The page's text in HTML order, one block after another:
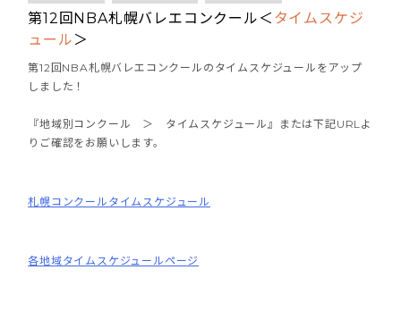
第12回NBA札幌バレエコンクール＜ タイムスケジ
ュール ＞
第12回NBA札幌バレエコンクールのタイムスケジュールをアップ
しました！
『地域別コンクール ＞ タイムスケジュール』または下記URLよ
りご確認をお願いします。
札幌コンクールタイムスケジュール
各地域タイムスケジュールページ